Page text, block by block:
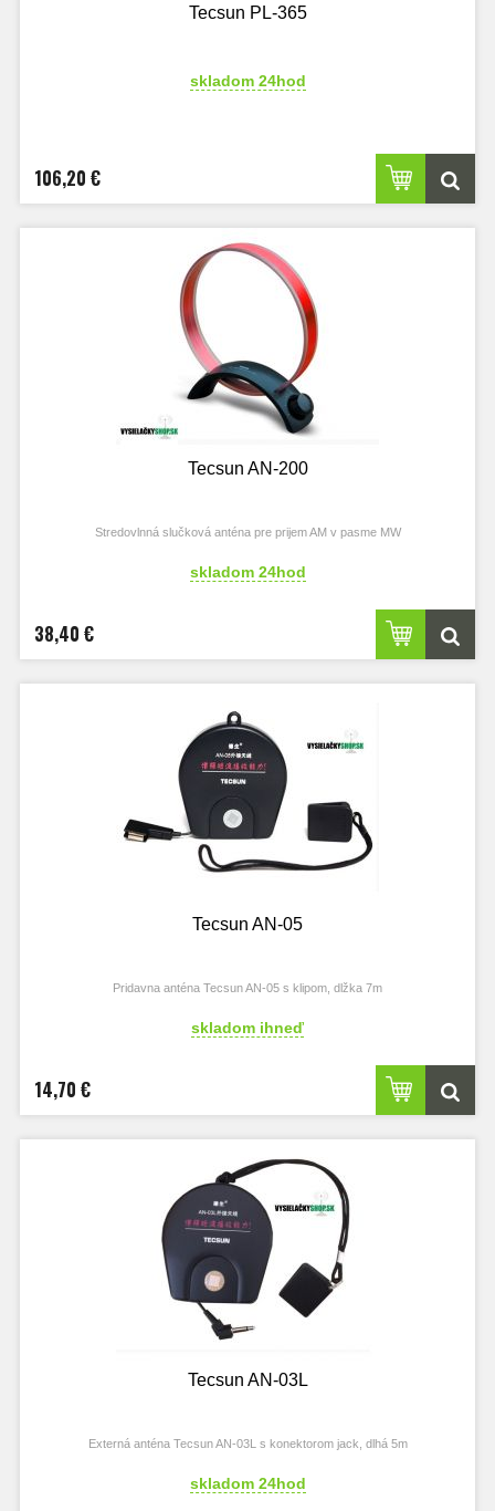
Tecsun PL-365
skladom 24hod
106,20 €
Tecsun AN-200
Stredovlnná slučková anténa pre prijem AM v pasme MW
skladom 24hod
38,40 €
Tecsun AN-05
Pridavna anténa Tecsun AN-05 s klipom, dlžka 7m
skladom ihneď
14,70 €
Tecsun AN-03L
Externá anténa Tecsun AN-03L s konektorom jack, dlhá 5m
skladom 24hod